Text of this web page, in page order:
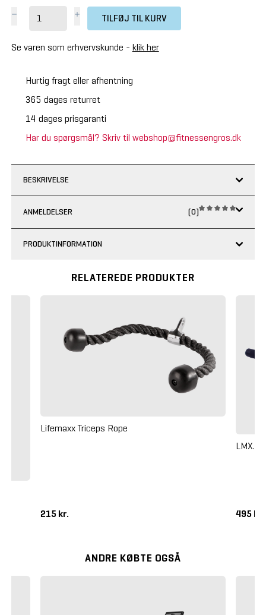
TILFØJ TIL KURV
Se varen som erhvervskunde - klik her
Hurtig fragt eller afhentning
365 dages returret
14 dages prisgaranti
Har du spørgsmål? Skriv til webshop@fitnessengros.dk
BESKRIVELSE
ANMELDELSER (0)
PRODUKTINFORMATION
RELATEREDE PRODUKTER
Lifemaxx Triceps Rope
215 kr.
LMX.
495 kr.
ANDRE KØBTE OGSÅ